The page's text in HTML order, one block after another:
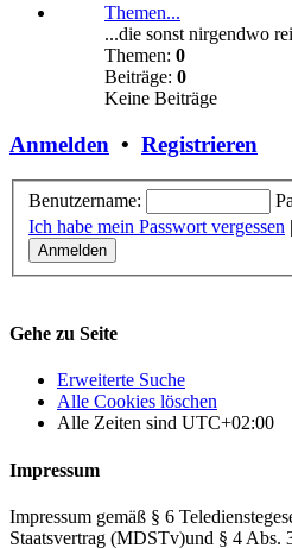
Themen...
...die sonst nirgendwo
Themen: 0
Beiträge: 0
Keine Beiträge
Anmelden • Registrieren
Benutzername:
Ich habe mein Passwort vergessen |
Gehe zu Seite
Erweiterte Suche
Alle Cookies löschen
Alle Zeiten sind UTC+02:00
Impressum
Impressum gemäß § 6
Staatsvertrag (MDSTv)und § 4 Abs.